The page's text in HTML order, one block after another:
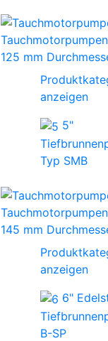
125 mm
anzeigen
5"
Typ SMB
145 mm
anzeigen
6"
B-SP